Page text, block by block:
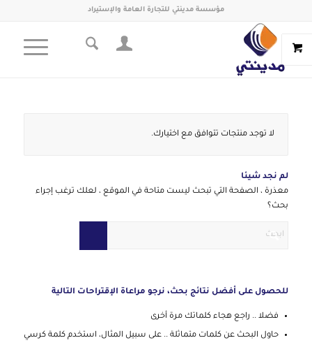
مؤسسة مدينتي للتجارة العامة والإستيراد
لا توجد منتجات تتوافق مع اختيارك.
لم نجد شيئا
معذرة ، الصفحة التي تبحث ليست متاحة في الموقع ، لعلك ترغب إجراء
بحث؟
للحصول على أفضل نتائج بحث، نرجو مراعاة الإقتراحات التالية
فضلا .. راجع هجاء كلماتك مرة أخرى
حاول البحث عن كلمات متماثلة .. على سبيل المثال، استخدم كلمة كرسي